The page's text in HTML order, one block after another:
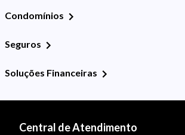
Condomínios
Seguros
Soluções Financeiras
Central de Atendimento